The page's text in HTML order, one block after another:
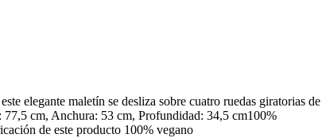
elegante maletín se desliza sobre cuatro ruedas giratorias de
cm, Anchura: 53 cm, Profundidad: 34,5 cm100%
de este producto 100% vegano